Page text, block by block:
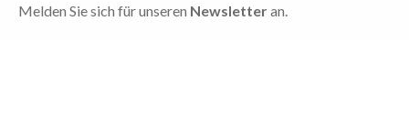
Melden Sie sich für unseren Newsletteran.